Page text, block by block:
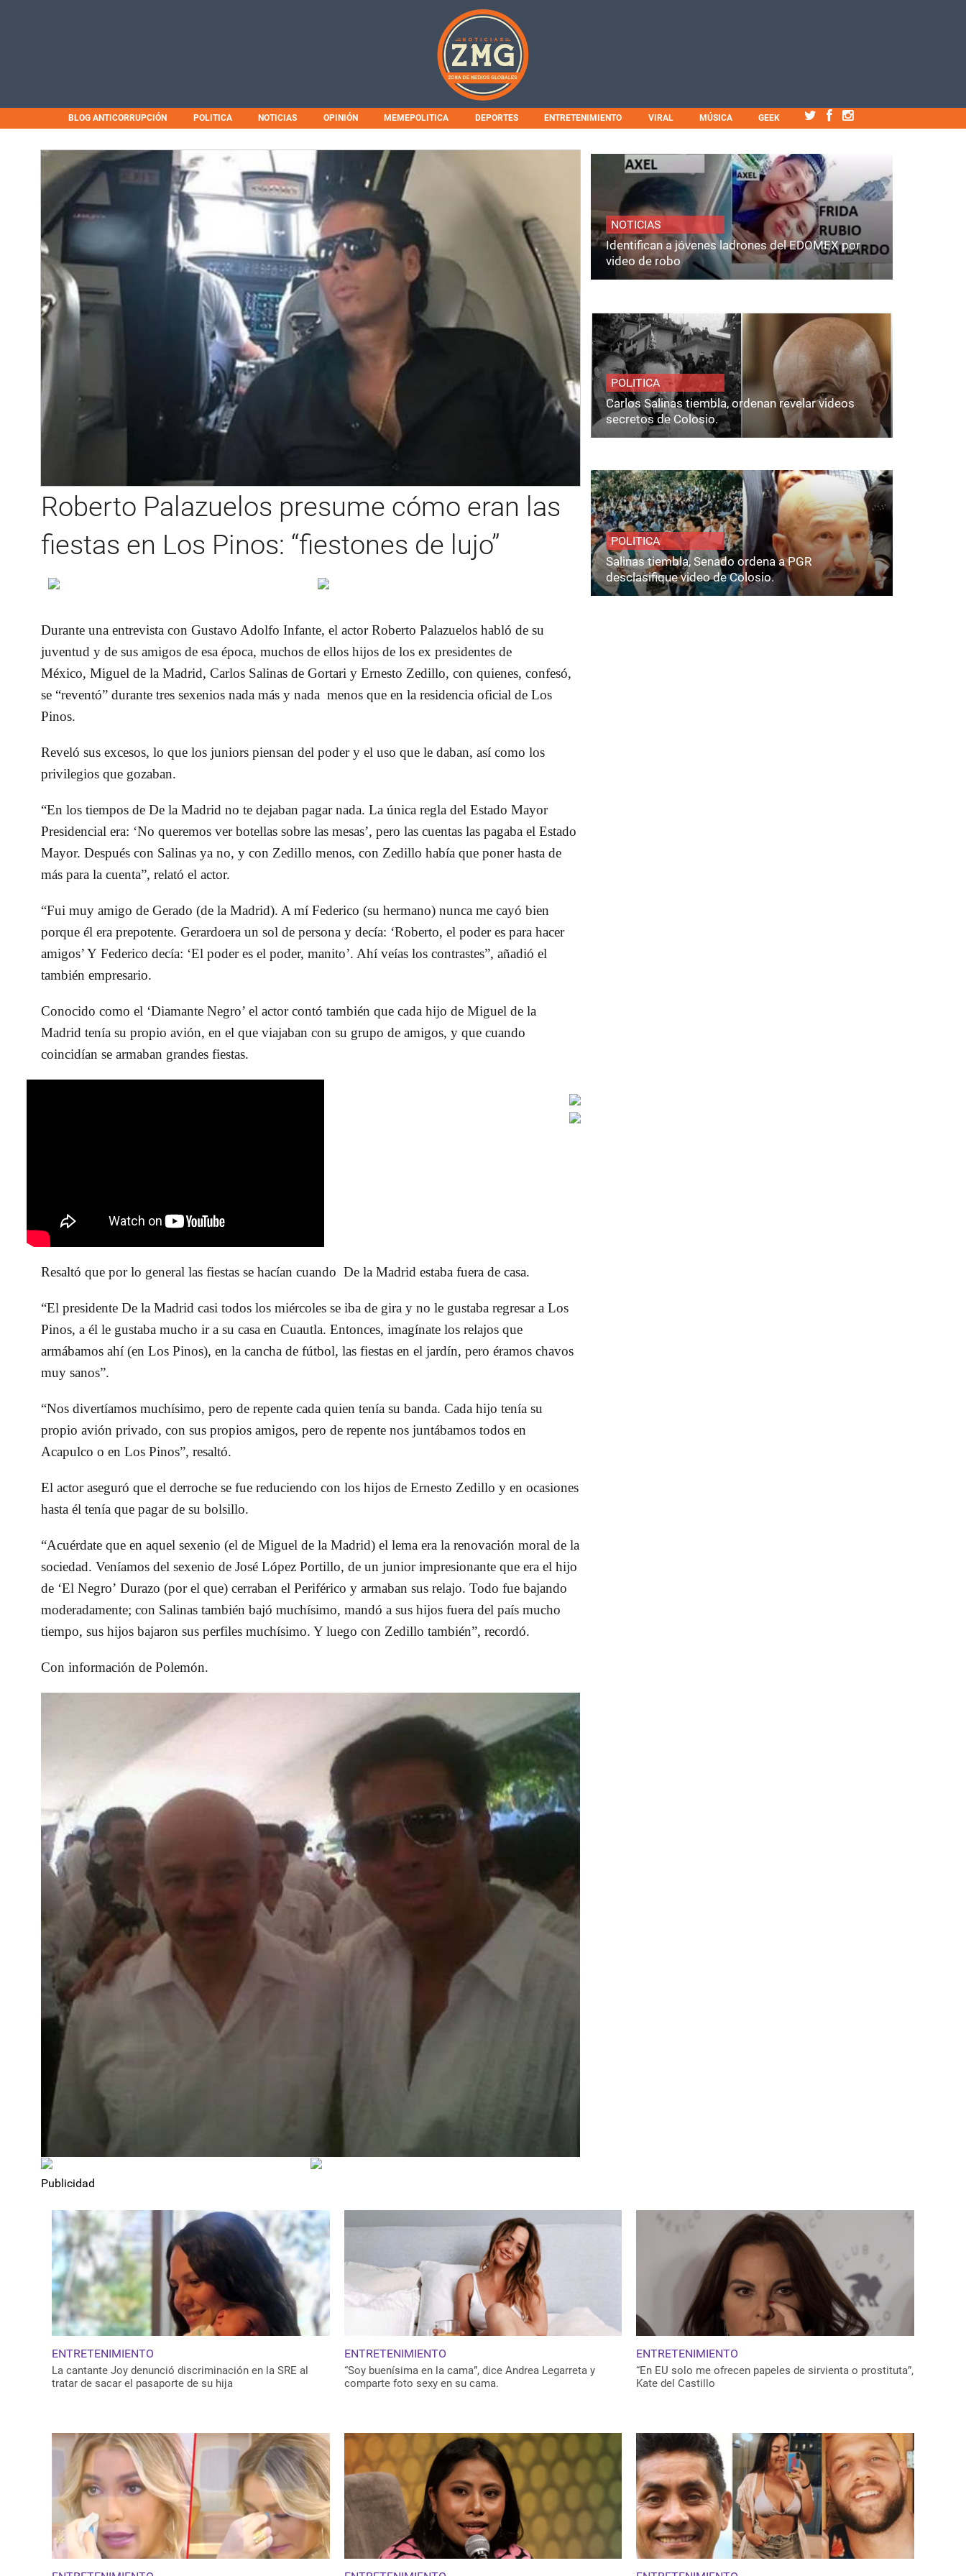
BLOG ANTICORRUPCIÓN POLITICA NOTICIAS OPINIÓN MEMEPOLITICA DEPORTES ENTRETENIMIENTO VIRAL MÚSICA GEEK
Roberto Palazuelos presume cómo eran las
fiestas en Los Pinos: “fiestones de lujo”
Durante una entrevista conGustavo Adolfo Infante, el actorRoberto Palazueloshabló de su
juventud y de sus amigos de esa época, muchos de ellos hijos de los ex presidentes de
México,Miguel de la Madrid,Carlos Salinas de Gortari y Ernesto Zedillo, con quienes, confesó,
se “reventó” durante tres sexenios nada más y nada menos que en la residencia oficial de Los
Pinos.
Reveló sus excesos, lo que los juniors piensan del poder y el uso que le daban, así comolos
privilegios que gozaban.
“En los tiempos de De la Madrid no te dejaban pagar nada. La única regla del Estado Mayor
Presidencial era: ‘No queremos ver botellas sobre las mesas’, pero las cuentas las pagaba el Estado
Mayor. Después con Salinas ya no, y con Zedillo menos, con Zedillo había que poner hasta de
más para la cuenta”,relató el actor.
“Fui muy amigo deGerado (de la Madrid). A míFederico (su hermano) nunca me cayó bien
porque él era prepotente.Gerardoera un sol de persona y decía: ‘Roberto, el poder es para hacer
amigos’ YFedericodecía: ‘El poder es el poder, manito’. Ahí veías los contrastes”,añadió el
también empresario.
Conocido como el ‘Diamante Negro’ el actorcontó también que cada hijo deMiguel de la
Madrid tenía su propio avión, en el que viajaban con su grupo de amigos, y que cuando
coincidían se armaban grandes fiestas.
Resaltó que por lo general las fiestas se hacían cuandoDe la Madrid estaba fuera de casa.
“El presidenteDe la Madridcasi todos los miércoles se iba de gira y no le gustaba regresar a Los
Pinos, a él le gustaba mucho ir a su casa en Cuautla. Entonces, imagínate los relajos que
armábamos ahí (en Los Pinos), en la cancha de fútbol, las fiestas en el jardín, pero éramos chavos
muy sanos”.
“Nos divertíamos muchísimo, pero de repente cada quien tenía su banda. Cada hijo tenía su
propio avión privado, con sus propios amigos, pero de repente nos juntábamos todos en
Acapulco o en Los Pinos”,resaltó.
El actor aseguró que el derroche se fue reduciendo con los hijos deErnesto Zedilloy en ocasiones
hasta él tenía que pagar de su bolsillo.
“Acuérdate que en aquel sexenio (el de Miguel de la Madrid) el lema era la renovación moral de la
sociedad. Veníamos del sexenio de José López Portillo, de un junior impresionante que era el hijo
de ‘El Negro’ Durazo (por el que) cerraban el Periférico y armaban sus relajo. Todo fue bajando
moderadamente; con Salinas también bajó muchísimo, mandó a sus hijos fuera del país mucho
tiempo, sus hijos bajaron sus perfiles muchísimo. Y luego con Zedillo también”,recordó.
Con información de Polemón.
Publicidad
NOTICIAS
Identifican a jóvenes ladrones del EDOMEX por
video de robo
POLITICA
Carlos Salinas tiembla, ordenan revelar videos
secretos de Colosio.
POLITICA
Salinas tiembla, Senado ordena a PGR
desclasifique video de Colosio.
ENTRETENIMIENTO
La cantante Joy denunció discriminación en la SRE al
tratar de sacar el pasaporte de su hija
ENTRETENIMIENTO
“Soy buenísima en la cama”, dice Andrea Legarreta y
comparte foto sexy en su cama.
ENTRETENIMIENTO
“En EU solo me ofrecen papeles de sirvienta o prostituta”,
Kate del Castillo